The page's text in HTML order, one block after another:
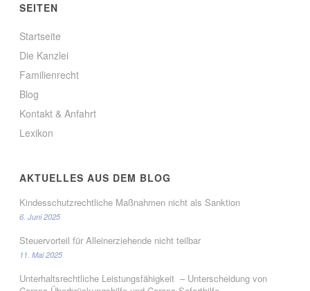
SEITEN
Startseite
Die Kanzlei
Familienrecht
Blog
Kontakt & Anfahrt
Lexikon
AKTUELLES AUS DEM BLOG
Kindesschutzrechtliche Maßnahmen nicht als Sanktion
6. Juni 2025
Steuervorteil für Alleinerziehende nicht teilbar
11. Mai 2025
Unterhaltsrechtliche Leistungsfähigkeit – Unterscheidung von